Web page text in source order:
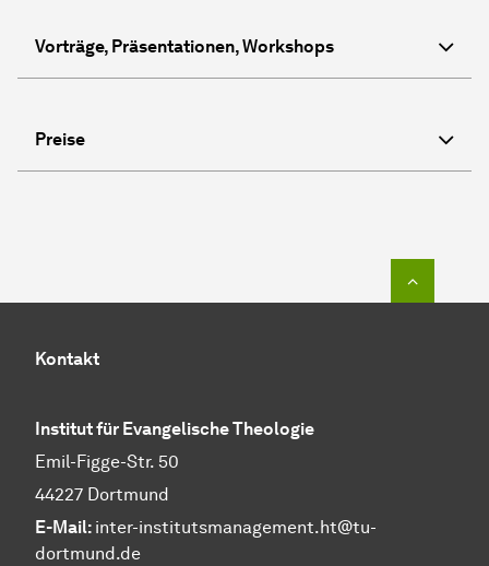
Vorträge, Präsentationen, Workshops
Preise
Kontakt
Institut für Evangelische Theologie
Emil-Figge-Str. 50
44227 Dortmund
E-Mail: inter-institutsmanagement.ht@tu-
dortmund.de